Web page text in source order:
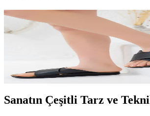
Native American Sanatının
Önemi: Geleneksel ve Çağdaş
Native American sanatı, geleneksel motifleri
harmanlayarak kültürel mirası koruyor ve
önemli bir yer tutuyor.
Sanatın Çeşitli Tarz ve